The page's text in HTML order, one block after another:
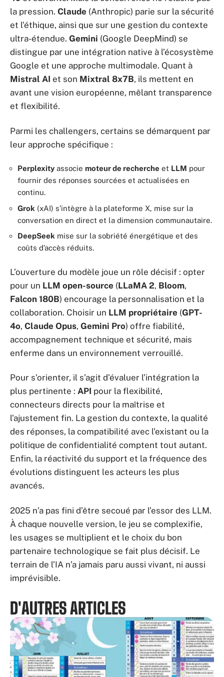
la pression. Claude (Anthropic) parie sur la sécurité
et l’éthique, ainsi que sur une gestion du contexte
ultra-étendue. Gemini (Google DeepMind) se
distingue par une intégration native à l’écosystème
Google et une approche multimodale. Quant à
Mistral AI et son Mixtral 8x7B, ils mettent en
avant une vision européenne, mêlant transparence
et flexibilité.
Parmi les challengers, certains se démarquent par
leur approche spécifique :
Perplexity associe moteur de recherche et LLM pour
fournir des réponses sourcées et actualisées en
continu.
Grok (xAI) s’intègre à la plateforme X, mise sur la
conversation en direct et la dimension communautaire.
DeepSeek mise sur la sobriété énergétique et des
coûts d’accès réduits.
L’ouverture du modèle joue un rôle décisif : opter
pour un LLM open-source (LLaMA 2, Bloom,
Falcon 180B) encourage la personnalisation et la
collaboration. Choisir un LLM propriétaire (GPT-
4o, Claude Opus, Gemini Pro) offre fiabilité,
accompagnement technique et sécurité, mais
enferme dans un environnement verrouillé.
Pour s’orienter, il s’agit d’évaluer l’intégration la
plus pertinente : API pour la flexibilité,
connecteurs directs pour la maîtrise et
l’ajustement fin. La gestion du contexte, la qualité
des réponses, la compatibilité avec l’existant ou la
politique de confidentialité comptent tout autant.
Enfin, la réactivité du support et la fréquence des
évolutions distinguent les acteurs les plus
avancés.
2025 n’a pas fini d’être secoué par l’essor des LLM.
À chaque nouvelle version, le jeu se complexifie,
les usages se multiplient et le choix du bon
partenaire technologique se fait plus décisif. Le
terrain de l’IA n’a jamais paru aussi vivant, ni aussi
imprévisible.
D'AUTRES ARTICLES